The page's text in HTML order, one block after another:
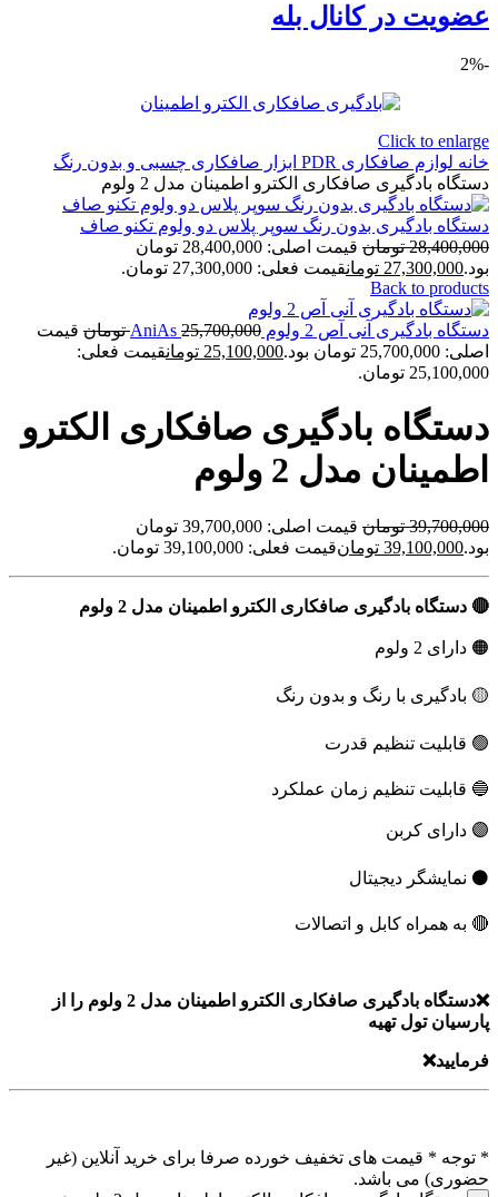
عضویت در کانال بله
-2%
Click to enlarge
خانه لوازم صافکاری PDR
ابزار صافکاری چسبی و بدون رنگ
دستگاه بادگیری صافکاری الکترو اطمینان مدل 2 ولوم
دستگاه بادگیری بدون رنگ سوپر پلاس دو ولوم تکنو صاف
28,400,000 تومان
قیمت اصلی: 28,400,000 تومان
بود.27,300,000 تومانقیمت فعلی: 27,300,000 تومان.
Back to products
دستگاه بادگیری آنی آص 2 ولوم AniAs 25,700,000 تومان قیمت
اصلی: 25,700,000 تومان بود.
25,100,000 تومانقیمت فعلی:
25,100,000 تومان.
دستگاه بادگیری صافکاری الکترو
اطمینان مدل 2 ولوم
39,700,000 تومان
قیمت اصلی: 39,700,000 تومان
بود.39,100,000 تومانقیمت فعلی: 39,100,000 تومان.
🔴 دستگاه بادگیری صافکاری الکترو اطمینان مدل 2 ولوم
🟠 دارای 2 ولوم
🟡 بادگیری با رنگ و بدون رنگ
🟢 قابلیت تنظیم قدرت
🔵 قابلیت تنظیم زمان عملکرد
🟣 دارای کربن
⚫ نمایشگر دیجیتال
🔴 به همراه کابل و اتصالات
❌دستگاه بادگیری صافکاری الکترو اطمینان مدل 2 ولوم را از
پارسیان تول تهیه
فرمایید❌
* توجه * قیمت های تخفیف خورده صرفا برای خرید آنلاین (غیر
حضوری) می باشد.